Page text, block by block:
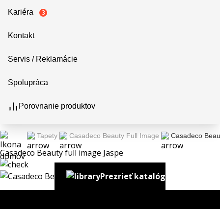
Kariéra 3
Kontakt
Servis / Reklamácie
Spolupráca
Porovnanie produktov
Tapety Casadeco Beauty Full Image Casadeco
Casadeco Beauty full image Jaspe
Prezrieť katalóg